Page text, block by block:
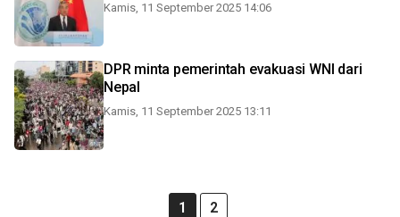
Kamis, 11 September 2025 14:06
DPR minta pemerintah evakuasi WNI dari
Nepal
Kamis, 11 September 2025 13:11
1 2